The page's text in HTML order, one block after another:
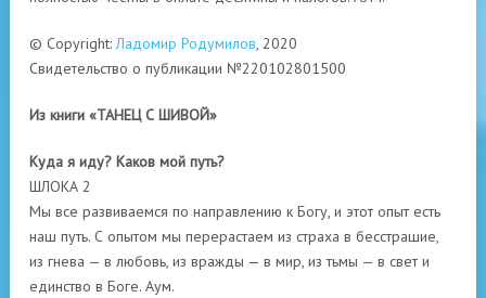
© Copyright:Ладомир Родумилов, 2020
Свидетельство о публикации №220102801500
Из книги «ТАНЕЦ С ШИВОЙ»
Куда я иду? Каков мой путь?
ШЛОКА 2
Мы все развиваемся по направлению к Богу, и этот опыт есть
наш путь. С опытом мы перерастаем из страха в бесстрашие,
из гнева — в любовь, из вражды — в мир, из тьмы — в свет и
единство в Боге. Аум.